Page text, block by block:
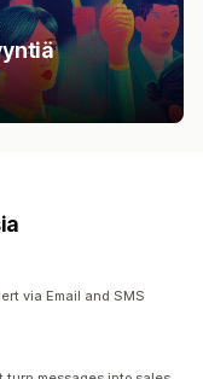
via Email and SMS